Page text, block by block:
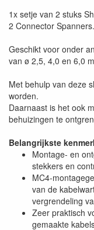
1x setje van 2 stuks
2 Connector Spanners.
Geschikt voor onder
van ø 2,5, 4,0 en 6,0
Met behulp van deze
worden.
Daarnaast is het ook
behuizingen te
Belangrijkste
Montage- en
stekkers en
MC4-
van de
vergrendeling
Zeer praktisch
gemaakte